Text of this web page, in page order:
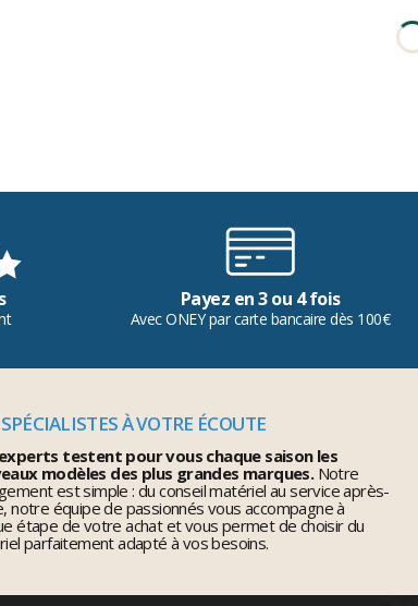
Payez en 3 ou 4 fois
Avec ONEY par carte bancaire dès 100€
À VOTRE ÉCOUTE
testent pour vous chaque saison les
modèles des plus grandes marques.Notre
est simple : du conseil matériel au service après-
notre équipe de passionnés vous accompagne à
étape de votre achat et vous permet de choisir du
parfaitement adapté à vos besoins.